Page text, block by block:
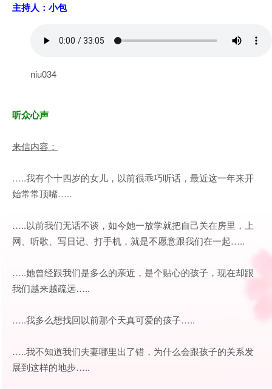
主持人：小包
niu034
听众心声
来信内容：
…..我有个十四岁的女儿，以前很乖巧听话，最近这一年来开
始常常顶嘴…..
…..以前我们无话不谈，如今她一放学就把自己关在房里，上
网、听歌、写日记、打手机，就是不愿意跟我们在一起…..
…..她曾经跟我们是多么的亲近，是个贴心的孩子，现在却跟
我们越来越疏远…..
…..我多么想找回以前那个天真可爱的孩子…..
…..我不知道我们夫妻哪里出了错，为什么会跟孩子的关系发
展到这样的地步…..